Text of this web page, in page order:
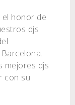
el honor de
djs
mejores djs
con su